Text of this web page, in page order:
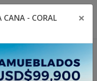
CANA - CORAL
×